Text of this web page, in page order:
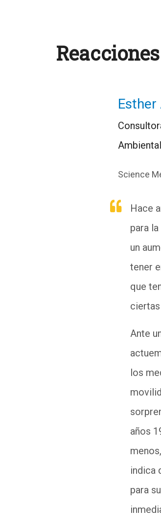
Reacciones
Esther
Science
Hace
para
un
tener
que
Ante
los
años
indica
para